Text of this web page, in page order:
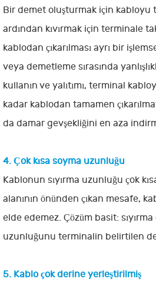
Bir demet oluşturmak için kabloyu
ardından kıvırmak için terminale
kablodan çıkarılması ayrı bir
veya demetleme sırasında
kullanın ve yalıtımı, terminal
kadar kablodan tamamen
da damar gevşekliğini en aza
4. Çok kısa soyma uzunluğu
Kablonun sıyırma uzunluğu çok
alanının önünden çıkan mesafe,
elde edemez. Çözüm basit:
uzunluğunu terminalin belirtilen
5. Kablo çok derine yerleştirilmiş